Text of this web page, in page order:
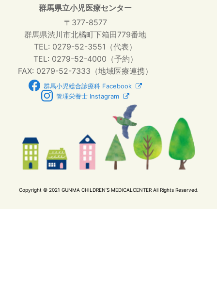
群馬県立小児医療センター
〒377-8577
群馬県渋川市北橘町下箱田779番地
TEL: 0279-52-3551（代表）
TEL: 0279-52-4000（予約）
FAX: 0279-52-7333（地域医療連携）
群馬小児総合診療科 Facebook
管理栄養士 Instagram
Copyright © 2021 GUNMA CHILDREN’S MEDICALCENTER All Rights Reserved.